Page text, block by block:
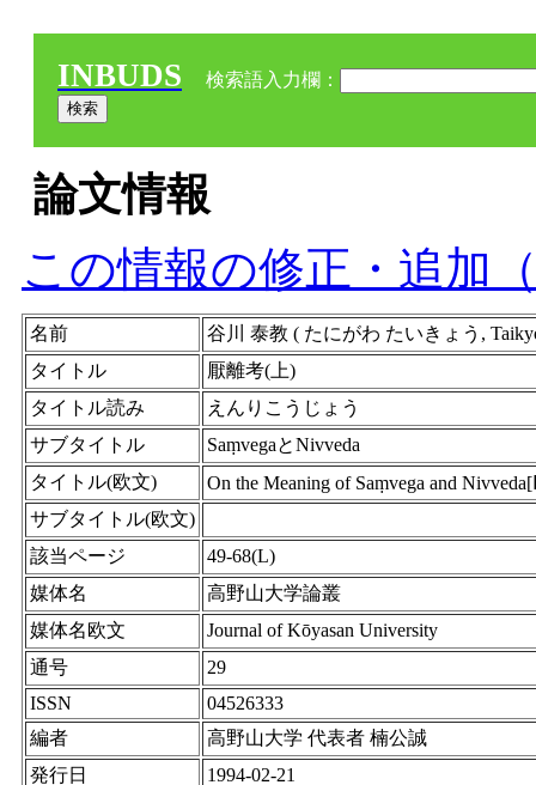
INBUDS 検索語入力欄：
論文情報
この情報の修正・追加
名前
谷川 泰教 ( たにがわ たいきょう,
タイトル
厭離考(上)
タイトル読み
えんりこうじょう
サブタイトル
SaṃvegaとNivveda
タイトル(欧文)
On the Meaning of Saṃvega and
サブタイトル(欧文)
該当ページ
49-68(L)
媒体名
高野山大学論叢
媒体名欧文
Journal of Kōyasan University
通号
29
ISSN
04526333
編者
高野山大学 代表者 楠公誠
発行日
1994-02-21